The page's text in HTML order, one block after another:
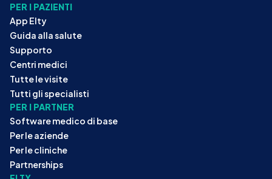
PER I PAZIENTI
App Elty
Guida alla salute
Supporto
Centri medici
Tutte le visite
Tutti gli specialisti
PER I PARTNER
Software medico di base
Per le aziende
Per le cliniche
Partnerships